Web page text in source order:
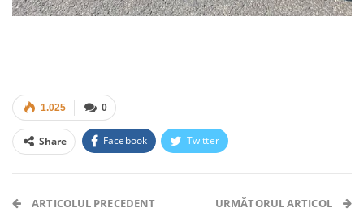
0
1.025
Share Facebook Twitter
Telegram WhatsApp Viber
ARTICOLUL PRECEDENT URMĂTORUL ARTICOL